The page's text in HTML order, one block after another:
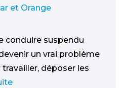
et Orange
conduire suspendu
un vrai problème
déposer les